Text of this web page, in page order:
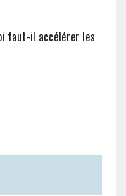
faut-il accélérer les